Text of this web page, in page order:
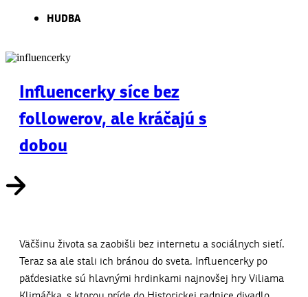
HUDBA
Influencerky síce bez
followerov, ale kráčajú s
dobou
Väčšinu života sa zaobišli bez internetu a sociálnych sietí.
Teraz sa ale stali ich bránou do sveta. Influencerky po
päťdesiatke sú hlavnými hrdinkami najnovšej hry Viliama